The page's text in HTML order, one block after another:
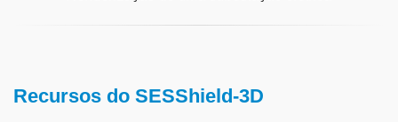
Recursos do SESShield-3D